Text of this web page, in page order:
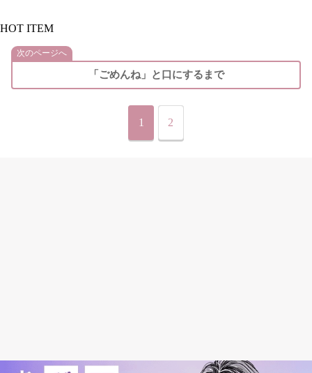
HOT ITEM
次のページへ
「ごめんね」と口にするまで
1 2